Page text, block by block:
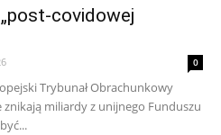
covidowej
0
Trybunał Obrachunkowy
miliardy z unijnego Funduszu